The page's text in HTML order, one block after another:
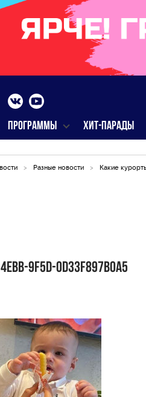
ПРОГРАММЫ ХИТ-ПАРАДЫ
> Разные новости > Какие
9F5D-0D33F897B0A5